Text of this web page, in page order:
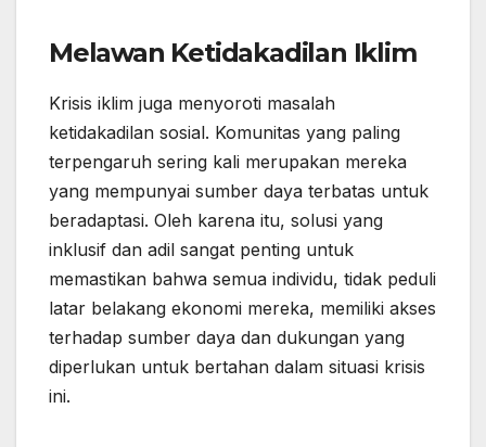
Melawan Ketidakadilan Iklim
Krisis iklim juga menyoroti masalah
ketidakadilan sosial. Komunitas yang paling
terpengaruh sering kali merupakan mereka
yang mempunyai sumber daya terbatas untuk
beradaptasi. Oleh karena itu, solusi yang
inklusif dan adil sangat penting untuk
memastikan bahwa semua individu, tidak peduli
latar belakang ekonomi mereka, memiliki akses
terhadap sumber daya dan dukungan yang
diperlukan untuk bertahan dalam situasi krisis
ini.